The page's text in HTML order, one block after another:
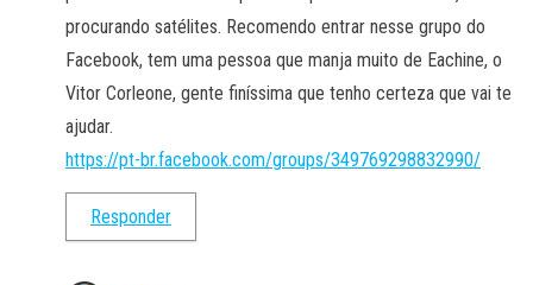
procurando satélites. Recomendo entrar nesse grupo do
Facebook, tem uma pessoa que manja muito de Eachine, o
Vitor Corleone, gente finíssima que tenho certeza que vai te
ajudar.
https://pt-br.facebook.com/groups/349769298832990/
Responder